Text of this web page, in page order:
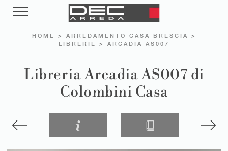
HOME > ARREDAMENTO CASA BRESCIA
>
LIBRERIE
> ARCADIA AS007
Libreria Arcadia AS007 di
Colombini Casa